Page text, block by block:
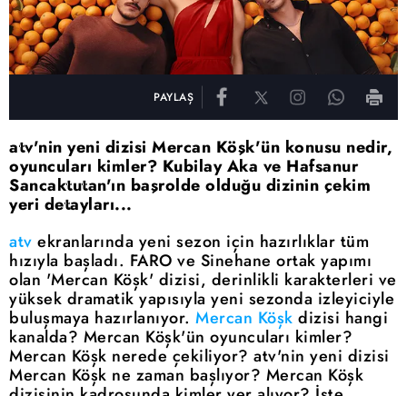
PAYLAŞ
atv'nin yeni dizisi Mercan Köşk'ün konusu nedir,
oyuncuları kimler? Kubilay Aka ve Hafsanur
Sancaktutan'ın başrolde olduğu dizinin çekim
yeri detayları...
atv ekranlarında yeni sezon için hazırlıklar tüm
hızıyla başladı. FARO ve Sinehane ortak yapımı
olan 'Mercan Köşk' dizisi, derinlikli karakterleri ve
yüksek dramatik yapısıyla yeni sezonda izleyiciyle
buluşmaya hazırlanıyor. Mercan Köşk dizisi hangi
kanalda? Mercan Köşk'ün oyuncuları kimler?
Mercan Köşk nerede çekiliyor? atv'nin yeni dizisi
Mercan Köşk ne zaman başlıyor? Mercan Köşk